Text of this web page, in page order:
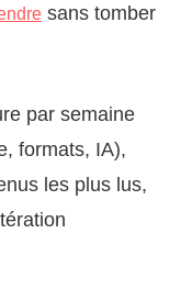
sans tomber
par semaine
formats, IA),
les plus lus,